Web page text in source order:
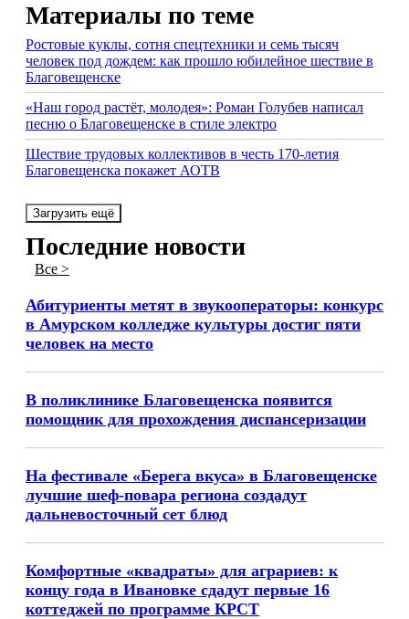
Материалы по теме
Ростовые куклы, сотня спецтехники и семь тысяч
человек под дождем: как прошло юбилейное шествие в
Благовещенске
«Наш город растёт, молодея»: Роман Голубев написал
песню о Благовещенске в стиле электро
Шествие трудовых коллективов в честь 170-летия
Благовещенска покажет АОТВ
Загрузить ещё
Последние новости
Все >
Абитуриенты метят в звукооператоры: конкурс
в Амурском колледже культуры достиг пяти
человек на место
В поликлинике Благовещенска появится
помощник для прохождения диспансеризации
На фестивале «Берега вкуса» в Благовещенске
лучшие шеф-повара региона создадут
дальневосточный сет блюд
Комфортные «квадраты» для аграриев: к
концу года в Ивановке сдадут первые 16
коттеджей по программе КРСТ